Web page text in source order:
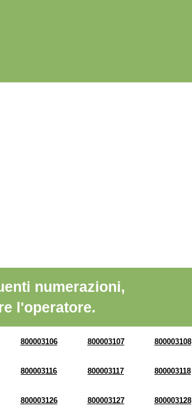
numerazioni,
l'operatore.
800003106 800003107 800003108
800003116 800003117 800003118
800003126 800003127 800003128